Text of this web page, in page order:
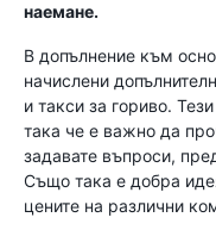
наемане.
В допълнение към
начислени
и такси за гориво.
така че е важно да
задавате въпроси,
Също така е добра
цените на различни